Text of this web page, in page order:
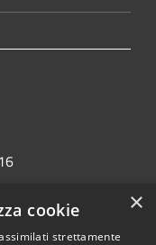
×
cookie
strettamente